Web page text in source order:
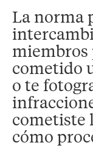
La norma
miembros
cometido
o te
cometiste
cómo